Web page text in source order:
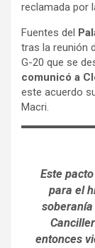
reclamada por
Fuentes del
tras la reunión
G-20 que se
comunicó a
este acuerdo
Macri.
Este
para el
entonces